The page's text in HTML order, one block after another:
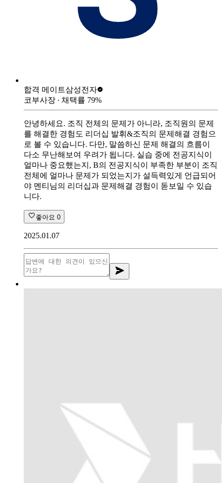
합격 메이트삼성전자
코부사장 ∙ 채택률 79%
안녕하세요. 조직 전체의 문제가 아니라, 조직원의 문제
를 해결한 경험도 리더십 발휘&조직의 문제해결 경험으
로 볼 수 있습니다. 다만, 말씀하신 문제 해결의 흐름이
다소 무난해보여 우려가 됩니다. 실습 중에 전공지식이
얼마나 중요했는지, B의 전공지식이 부족한 부분이 조직
전체에 얼마나 문제가 되었는지가 설득력있게 언급되어
야 멘티님의 리더십과 문제해결 경험이 돋보일 수 있습
니다.
좋아요 0
2025.01.07